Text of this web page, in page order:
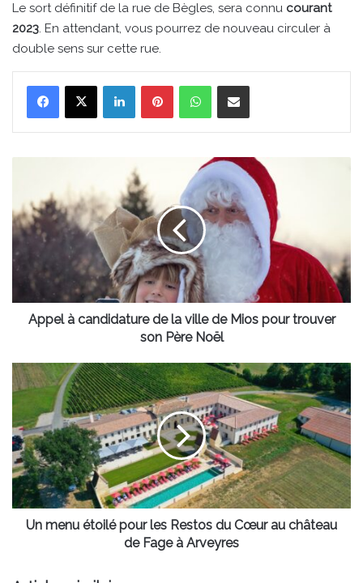
Le sort définitif de la rue de Bègles, sera connu courant
2023. En attendant, vous pourrez de nouveau circuler à
double sens sur cette rue.
LinkedinPinterestWhatsAppPartager par email
candidature
de
la
ville
de
pour
trouver
Noël
Appel à candidature de la ville de Mios pour trouver
son Père Noël
Un
menu
étoilé
pour
les
Restos
du
Cœur
au
château
Un menu étoilé pour les Restos du Cœur au château
de Fage à Arveyres